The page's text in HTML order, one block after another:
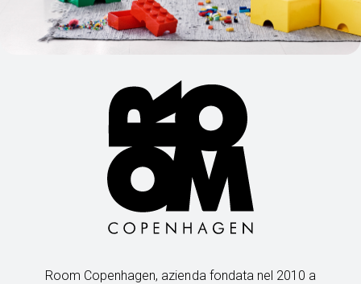
Room Copenhagen, azienda fondata nel 2010 a